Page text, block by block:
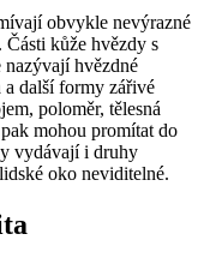
obvykle nevýrazné
kůže hvězdy s
nazývají hvězdné
další formy zářivé
poloměr, tělesná
mohou promítat do
vydávají i druhy
oko neviditelné.